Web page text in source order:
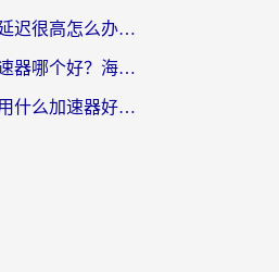
雪糕工厂国外玩延迟很高怎么办？海外玩家国服游戏加速终极攻略（附实测推荐）
打江南百景图加速器哪个好？海外党踩坑N次后，终于找到不卡的秘诀
非洲玩装甲战争用什么加速器好？海外党亲测有效的国服游戏加速方案